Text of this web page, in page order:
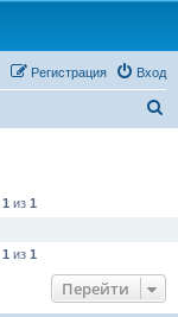
Вход
Регистрация
1 из 1
1 из 1
Перейти